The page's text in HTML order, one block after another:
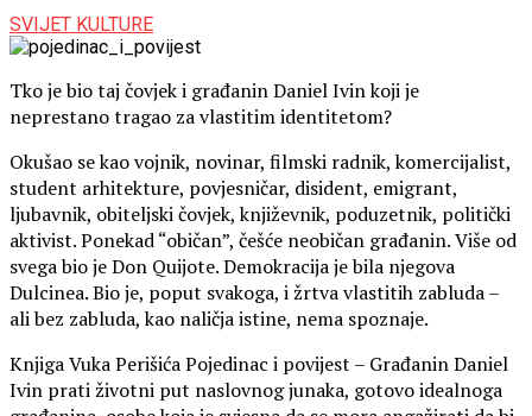
SVIJET KULTURE
Tko je bio taj čovjek i građanin Daniel Ivin koji je
neprestano tragao za vlastitim identitetom?
Okušao se kao vojnik, novinar, filmski radnik, komercijalist,
student arhitekture, povjesničar, disident, emigrant,
ljubavnik, obiteljski čovjek, književnik, poduzetnik, politički
aktivist. Ponekad “običan”, češće neobičan građanin. Više od
svega bio je Don Quijote. Demokracija je bila njegova
Dulcinea. Bio je, poput svakoga, i žrtva vlastitih zabluda –
ali bez zabluda, kao naličja istine, nema spoznaje.
Knjiga Vuka Perišića Pojedinac i povijest – Građanin Daniel
Ivin prati životni put naslovnog junaka, gotovo idealnoga